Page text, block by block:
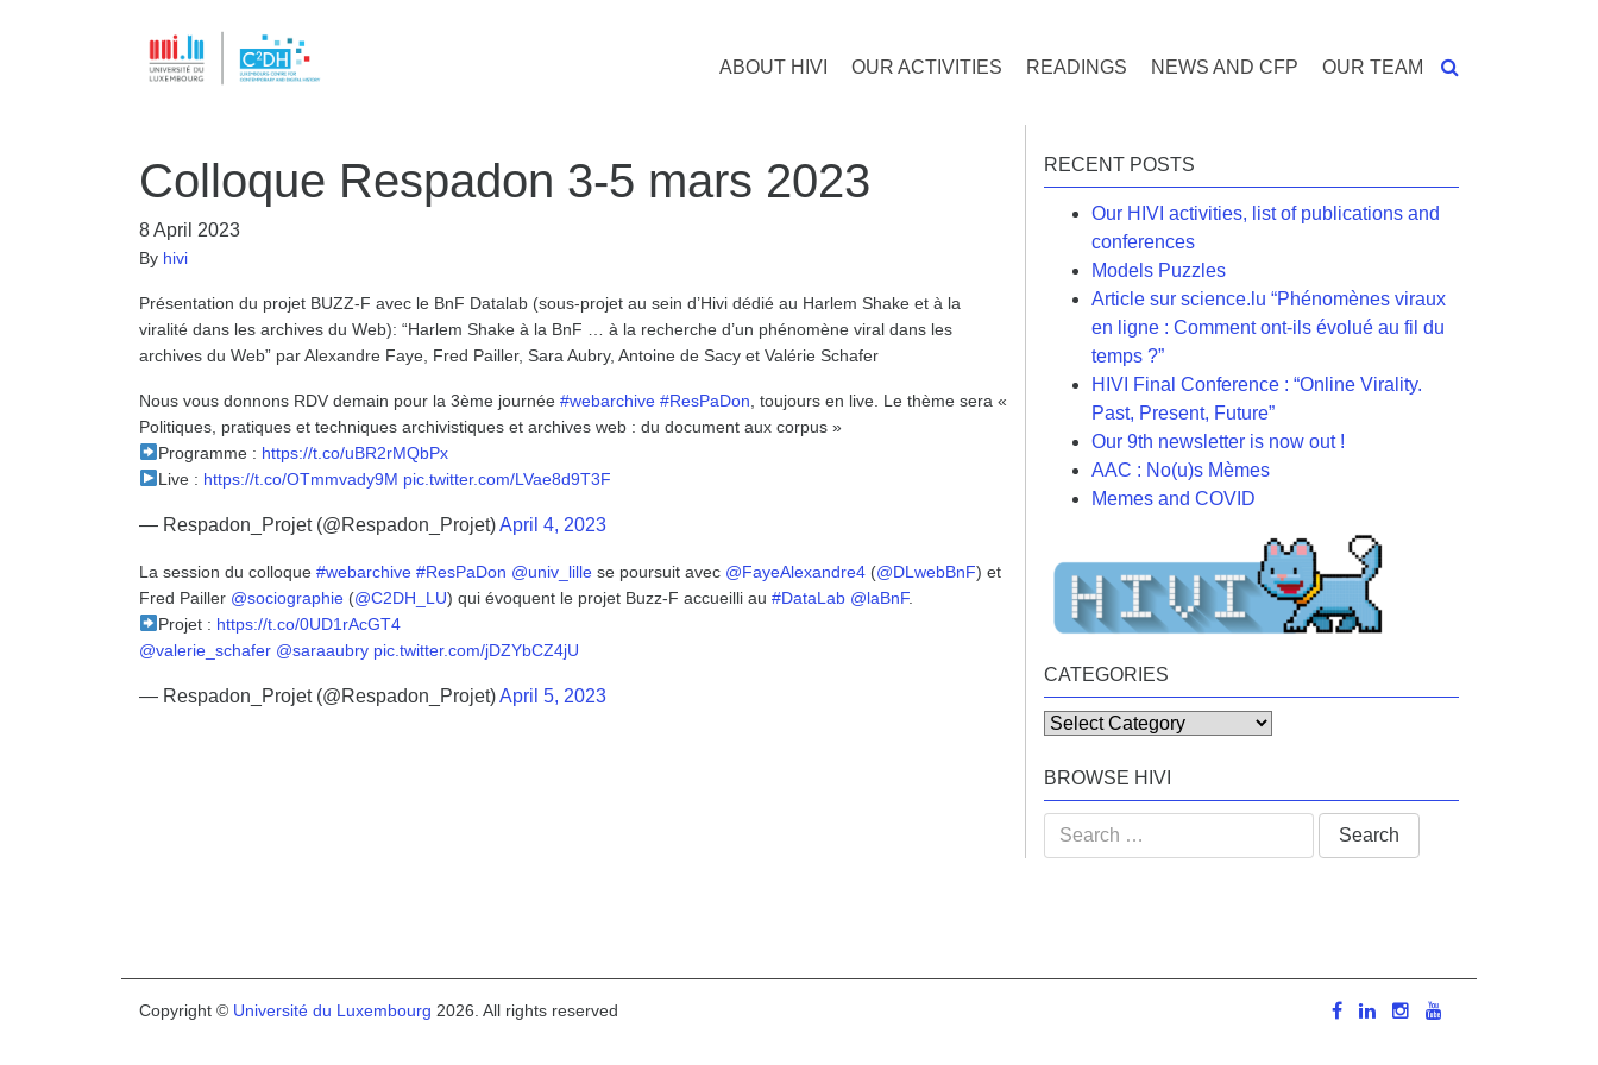
ABOUT HIVI OUR ACTIVITIES READINGS NEWS AND CFP OUR TEAM
Colloque Respadon 3-5 mars 2023
8 April 2023
By hivi
Présentation du projet BUZZ-F avec le BnF Datalab (sous-projet au sein d’Hivi dédié au Harlem Shake et à la
viralité dans les archives du Web): “Harlem Shake à la BnF … à la recherche d’un phénomène viral dans les
archives du Web” par Alexandre Faye, Fred Pailler, Sara Aubry, Antoine de Sacy et Valérie Schafer
Nous vous donnons RDV demain pour la 3ème journée #webarchive #ResPaDon , toujours en live. Le thème sera «
Politiques, pratiques et techniques archivistiques et archives web : du document aux corpus »
Programme : https://t.co/uBR2rMQbPx
Live : https://t.co/OTmmvady9M pic.twitter.com/LVae8d9T3F
— Respadon_Projet (@Respadon_Projet)April 4, 2023
La session du colloque #webarchive #ResPaDon @univ_lille se poursuit avec @FayeAlexandre4 (@DLwebBnF) et
Fred Pailler @sociographie (@C2DH_LU) qui évoquent le projet Buzz-F accueilli au #DataLab @laBnF.
Projet : https://t.co/0UD1rAcGT4
@valerie_schafer @saraaubry pic.twitter.com/jDZYbCZ4jU
— Respadon_Projet (@Respadon_Projet)April 5, 2023
RECENT POSTS
Our HIVI activities, list of publications and
conferences
Models Puzzles
Article sur science.lu “Phénomènes viraux
en ligne : Comment ont-ils évolué au fil du
temps ?”
HIVI Final Conference : “Online Virality.
Past, Present, Future”
Our 9th newsletter is now out !
AAC : No(u)s Mèmes
Memes and COVID
CATEGORIES
Categories
BROWSE HIVI
Search
for:
Copyright © Université du Luxembourg 2026. All rights reserved